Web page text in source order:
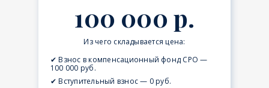
100 000 р.
Из чего складывается цена:
✔ Взнос в компенсационный фонд СРО —
100 000 руб.
✔ Вступительный взнос — 0 руб.